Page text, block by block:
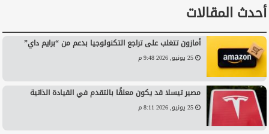
أحدث المقالات
أمازون تتغلب على تراجع التكنولوجيا بدعم من “برايم داي”
25 يونيو, 2026 9:48 م
مصير تيسلا قد يكون معلقًا بالتقدم في القيادة الذاتية
25 يونيو, 2026 8:11 م